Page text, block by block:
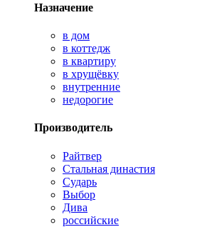
Назначение
в дом
в коттедж
в квартиру
в хрущёвку
внутренние
недорогие
Производитель
Райтвер
Стальная династия
Сударь
Выбор
Дива
российские